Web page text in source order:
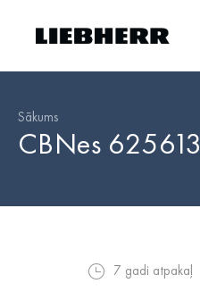
Sākums
CBNes 625613
7 gadi atpakaļ